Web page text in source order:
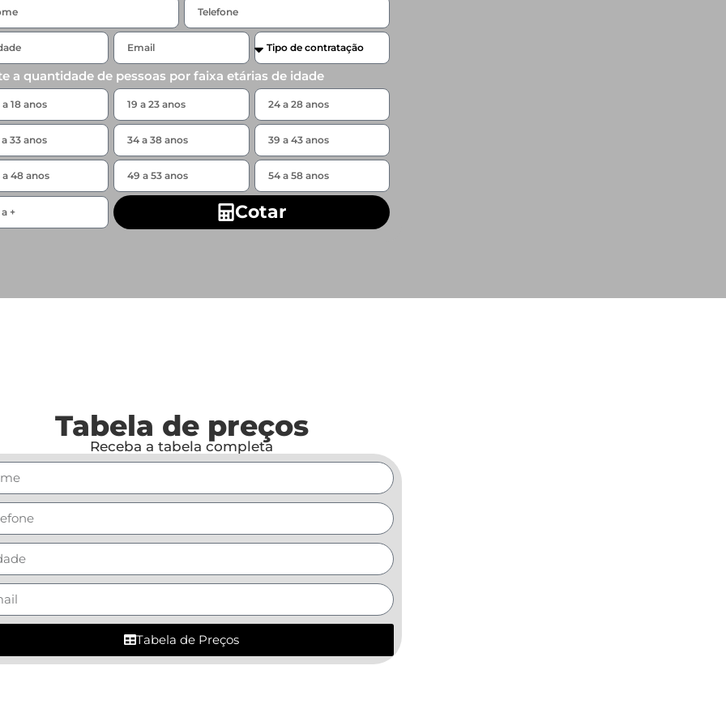
a quantidade de pessoas por faixa etárias de idade
Cotar
Tabela de preços
Receba a tabela completa
Tabela de Preços